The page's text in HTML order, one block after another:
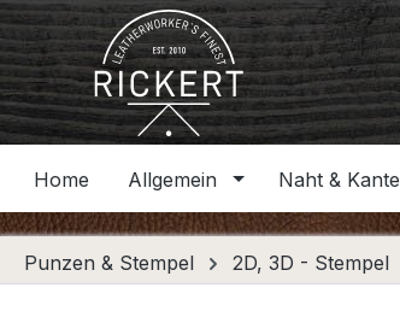
Hauptinhalt springen
Zur Suche springen
Zur Hauptnavigation springen
Home Allgemein Naht & Kante
Punzen & Stempel 2D, 3D - Stempel